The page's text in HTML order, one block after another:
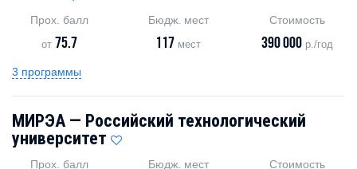
Прох. балл
от 75.7
Бюдж. мест
117 мест
Стоимость
390 000 р./год
3 программы
МИРЭА — Российский технологический
университет
Прох. балл Бюдж. мест Стоимость